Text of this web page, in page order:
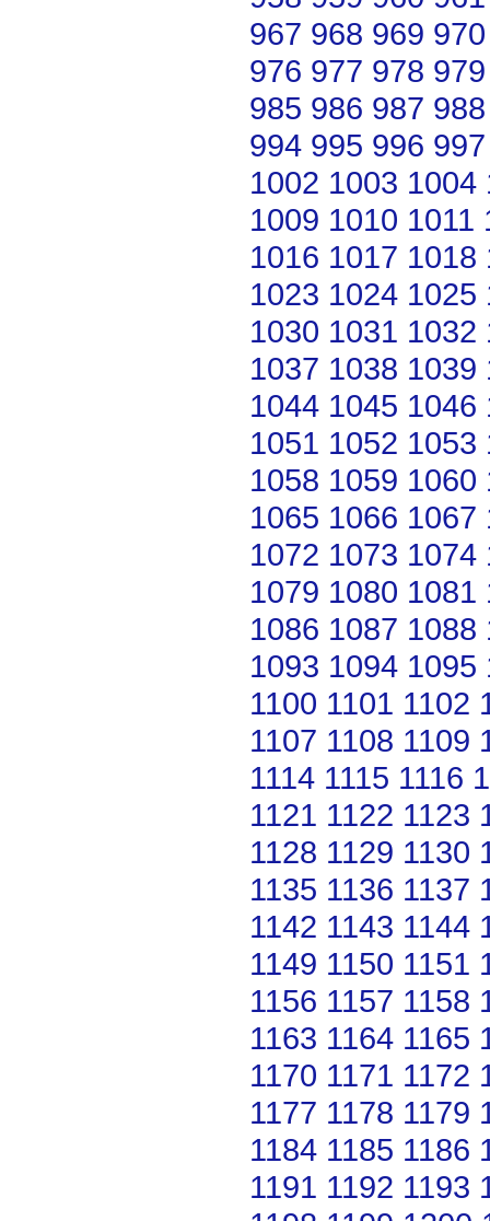
967 968 969 970
976 977 978 979
985 986 987 988
994 995 996 997
1002 1003 1004
1009 1010 1011
1016 1017 1018
1023 1024 1025
1030 1031 1032
1037 1038 1039
1044 1045 1046
1051 1052 1053
1058 1059 1060
1065 1066 1067
1072 1073 1074
1079 1080 1081
1086 1087 1088
1093 1094 1095
1100 1101 1102
1107 1108 1109
1114 1115 1116
1121 1122 1123
1128 1129 1130
1135 1136 1137
1142 1143 1144
1149 1150 1151
1156 1157 1158
1163 1164 1165
1170 1171 1172
1177 1178 1179
1184 1185 1186
1191 1192 1193